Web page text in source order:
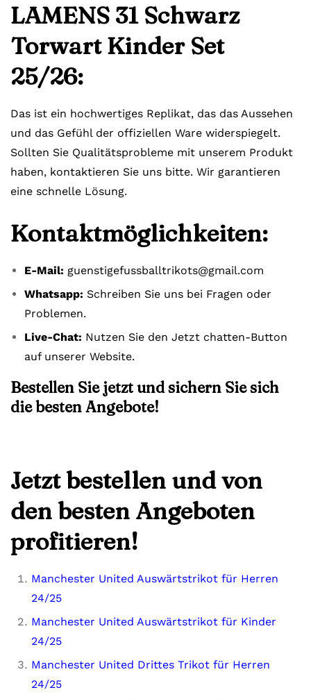
LAMENS 31 Schwarz
Torwart Kinder Set
25/26:
Das ist ein hochwertiges Replikat, das das Aussehen
und das Gefühl der offiziellen Ware widerspiegelt.
Sollten Sie Qualitätsprobleme mit unserem Produkt
haben, kontaktieren Sie uns bitte. Wir garantieren
eine schnelle Lösung.
Kontaktmöglichkeiten:
E-Mail: guenstigefussballtrikots@gmail.com
Whatsapp: Schreiben Sie uns bei Fragen oder
Problemen.
Live-Chat: Nutzen Sie den Jetzt chatten-Button
auf unserer Website.
Bestellen Sie jetzt und sichern Sie sich
die besten Angebote!
Jetzt bestellen und von
den besten Angeboten
profitieren!
Manchester United Auswärtstrikot für Herren
24/25
Manchester United Auswärtstrikot für Kinder
24/25
Manchester United Drittes Trikot für Herren
24/25